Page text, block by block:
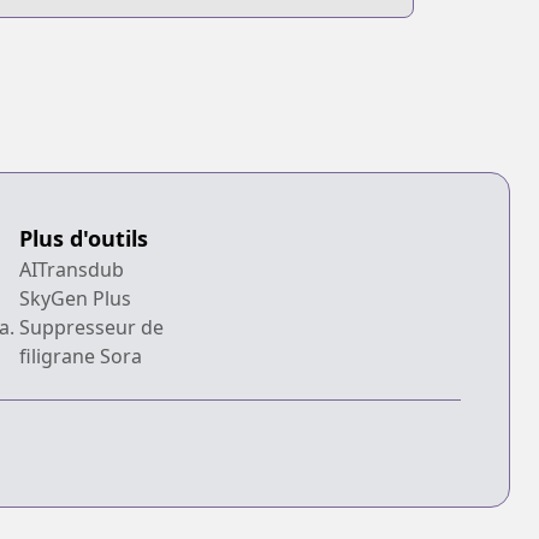
Plus d'outils
AITransdub
SkyGen Plus
Suppresseur de
filigrane Sora